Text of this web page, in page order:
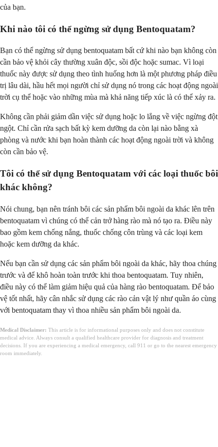
của bạn.
Khi nào tôi có thể ngừng sử dụng Bentoquatam?
Bạn có thể ngừng sử dụng bentoquatam bất cứ khi nào bạn không còn
cần bảo vệ khỏi cây thường xuân độc, sồi độc hoặc sumac. Vì loại
thuốc này được sử dụng theo tình huống hơn là một phương pháp điều
trị lâu dài, hầu hết mọi người chỉ sử dụng nó trong các hoạt động ngoài
trời cụ thể hoặc vào những mùa mà khả năng tiếp xúc là có thể xảy ra.
Không cần phải giảm dần việc sử dụng hoặc lo lắng về việc ngừng đột
ngột. Chỉ cần rửa sạch bất kỳ kem dưỡng da còn lại nào bằng xà
phòng và nước khi bạn hoàn thành các hoạt động ngoài trời và không
còn cần bảo vệ.
Tôi có thể sử dụng Bentoquatam với các loại thuốc bôi
khác không?
Nói chung, bạn nên tránh bôi các sản phẩm bôi ngoài da khác lên trên
bentoquatam vì chúng có thể cản trở hàng rào mà nó tạo ra. Điều này
bao gồm kem chống nắng, thuốc chống côn trùng và các loại kem
hoặc kem dưỡng da khác.
Nếu bạn cần sử dụng các sản phẩm bôi ngoài da khác, hãy thoa chúng
trước và để khô hoàn toàn trước khi thoa bentoquatam. Tuy nhiên,
điều này có thể làm giảm hiệu quả của hàng rào bentoquatam. Để bảo
vệ tốt nhất, hãy cân nhắc sử dụng các rào cản vật lý như quần áo cùng
với bentoquatam thay vì thoa nhiều sản phẩm bôi ngoài da.
Medical Disclaimer: This article is for informational purposes only and does not constitute
medical advice. Always consult a qualified healthcare provider for diagnosis and treatment
decisions. If you are experiencing a medical emergency, call 911 or go to the nearest emergency
room immediately.